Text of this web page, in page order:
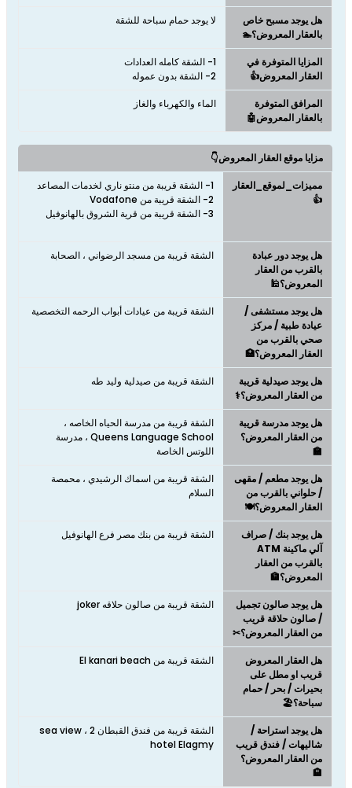
هل يوجد مسبح خاص
بالعقار المعروض؟🏊
لا يوجد حمام سباحة للشقة
المزايا المتوفرة في
العقار المعروض👍
2- الشقة بدون عموله
المرافق المتوفرة
بالعقار المعروض🤖
الماء والكهرباء والغاز
مزايا موقع العقار المعروض👇
مميزات_لموقع_العقار
👍
هل يوجد دور عبادة
بالقرب من العقار
المعروض؟🕌
الشقة قريبة من مسجد الرضواني ، الصحابة
هل يوجد مستشفى /
عيادة طبية / مركز
صحي بالقرب من
العقار المعروض؟🏥
الشقة قريبة من عيادات أبواب الرحمه التخصصية
هل يوجد صيدلية قريبة
من العقار المعروض؟⚕️
الشقة قريبة من صيدلية وليد طه
هل يوجد مدرسة قريبة
من العقار المعروض؟
🏫
الشقة قريبة من مدرسة الحياه الخاصه ،
Queens Language School ، مدرسة
اللوتس الخاصة
هل يوجد مطعم / مقهى
/ حلواني بالقرب من
العقار المعروض؟🍽️
الشقة قريبة من اسماك الرشيدي ، محمصة
السلام
هل يوجد بنك / صراف
آلي ماكينة ATM
بالقرب من العقار
المعروض؟🏦
الشقة قريبة من بنك مصر فرع الهانوفيل
هل يوجد صالون تجميل
/ صالون حلاقة قريب
من العقار المعروض؟✂
الشقة قريبة من صالون حلاقه joker
هل العقار المعروض
قريب او مطل على
بحيرات / بحر / حمام
سباحة؟🏖️
الشقة قريبة من El kanari beach
هل يوجد استراحة /
شاليهات / فندق قريب
من العقار المعروض؟
🏨
الشقة قريبة من فندق القبطان 2 ، sea view
hotel Elagmy